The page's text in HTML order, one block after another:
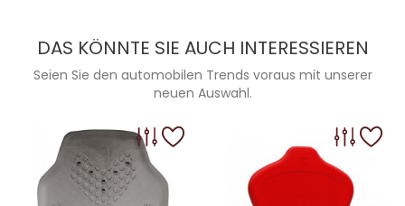
DAS KÖNNTE SIE AUCH INTERESSIEREN
Seien Sie den automobilen Trends voraus mit unserer
neuen Auswahl.